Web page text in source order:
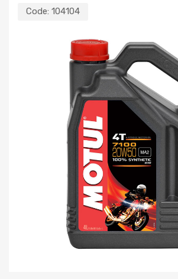
Code: 104104